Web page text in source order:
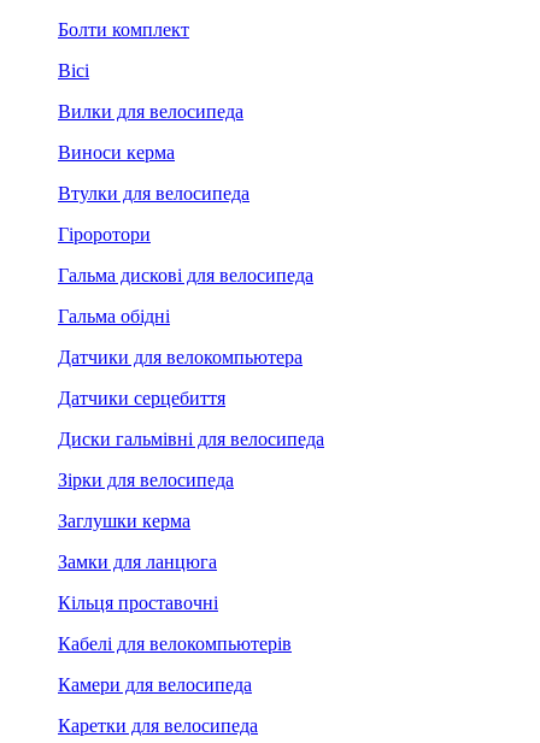
Болти комплект
Вісі
Вилки для велосипеда
Виноси керма
Втулки для велосипеда
Гіроротори
Гальма дискові для велосипеда
Гальма обідні
Датчики для велокомпьютера
Датчики серцебиття
Диски гальмівні для велосипеда
Зірки для велосипеда
Заглушки керма
Замки для ланцюга
Кільця проставочні
Кабелі для велокомпьютерів
Камери для велосипеда
Каретки для велосипеда